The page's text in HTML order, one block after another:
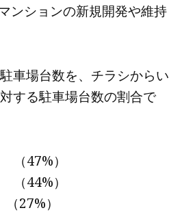
ンションの新規開発や維持
車場台数を、チラシからい
する駐車場台数の割合で
47%）
44%）
27%）